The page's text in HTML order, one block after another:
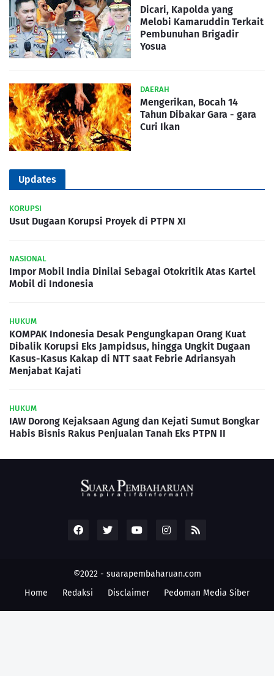
Dicari, Kapolda yang
Melobi Kamaruddin Terkait
Pembunuhan Brigadir
Yosua
DAERAH
Mengerikan, Bocah 14
Tahun Dibakar Gara - gara
Curi Ikan
Updates
KORUPSI
Usut Dugaan Korupsi Proyek di PTPN XI
NASIONAL
Impor Mobil India Dinilai Sebagai Otokritik Atas Kartel
Mobil di Indonesia
HUKUM
KOMPAK Indonesia Desak Pengungkapan Orang Kuat
Dibalik Korupsi Eks Jampidsus, hingga Ungkit Dugaan
Kasus-Kasus Kakap di NTT saat Febrie Adriansyah
Menjabat Kajati
HUKUM
IAW Dorong Kejaksaan Agung dan Kejati Sumut Bongkar
Habis Bisnis Rakus Penjualan Tanah Eks PTPN II
©2022 - suarapembaharuan.com
Home
Redaksi Disclaimer Pedoman Media Siber